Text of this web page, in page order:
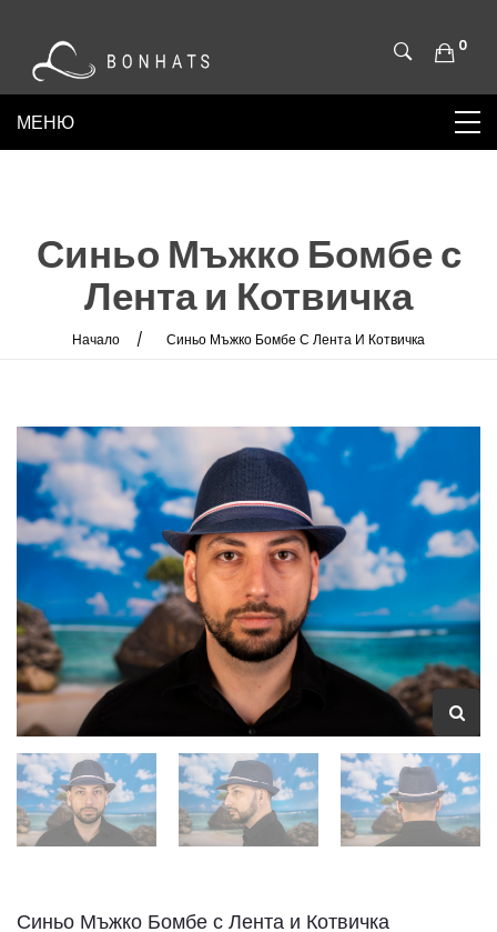
0
Синьо Мъжко Бомбе с
Лента и Котвичка
Начало Синьо Мъжко Бомбе С Лента И Котвичка
Синьо Мъжко Бомбе с Лента и Котвичка